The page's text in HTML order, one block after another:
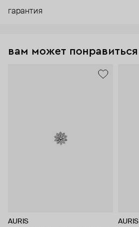
гарантия
вам может понравиться
AURIS AURIS